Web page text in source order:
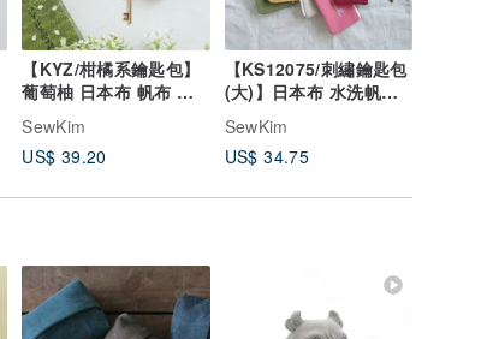
【KYZ/柑橘系鑰匙包】
葡萄柚 日本布 帆布 法
國布 金蔥
SewKim
US$ 39.20
【KS12075/刺繡鑰匙包
(大)】日本布 水洗帆布
悠遊卡OK 可掛包包
SewKim
US$ 34.75